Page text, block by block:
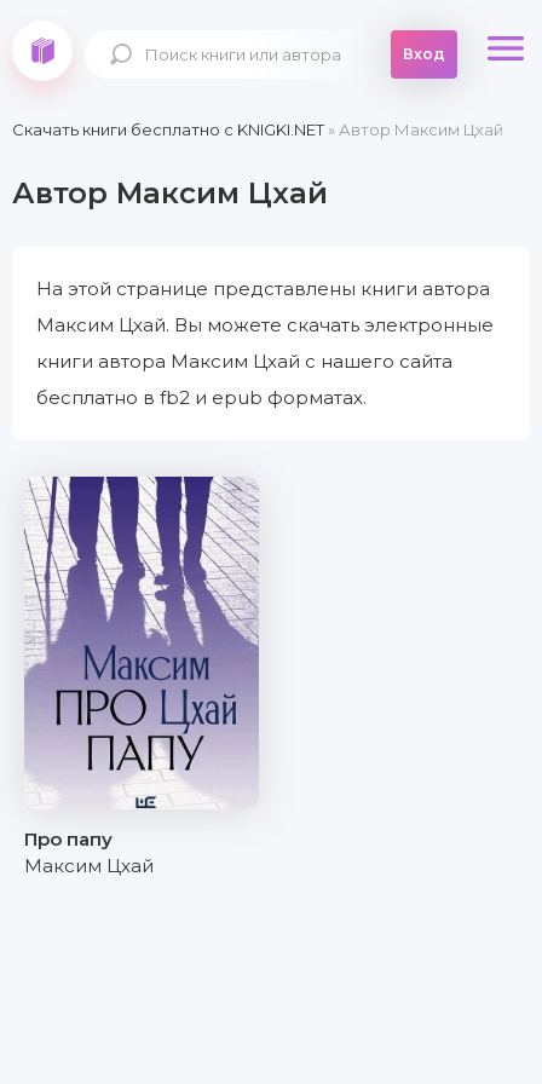
Вход
Скачать книги бесплатно c KNIGKI.NET» Автор Максим Цхай
Автор Максим Цхай
На этой странице представлены книги автора
Максим Цхай. Вы можете скачать электронные
книги автора Максим Цхай с нашего сайта
бесплатно в fb2 и epub форматах.
Про папу
Максим Цхай